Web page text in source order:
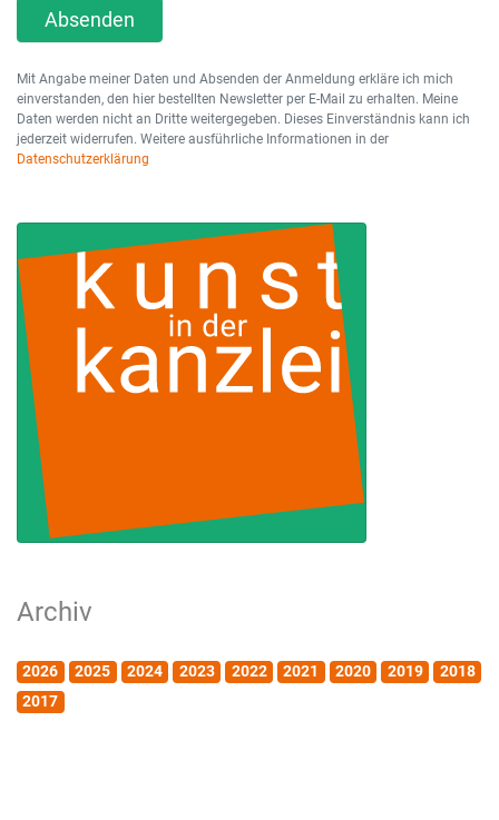
Absenden
Mit Angabe meiner Daten und Absenden der Anmeldung erkläre ich mich
einverstanden, den hier bestellten Newsletter per E-Mail zu erhalten. Meine
Daten werden nicht an Dritte weitergegeben. Dieses Einverständnis kann ich
jederzeit widerrufen. Weitere ausführliche Informationen in der
Datenschutzerklärung
Archiv
2026 2025 2024 2023 2022 2021 2020 2019
2018
2017